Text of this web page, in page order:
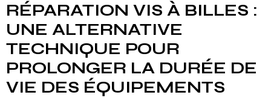
RÉPARATION VIS À BILLES :
UNE ALTERNATIVE
TECHNIQUE POUR
PROLONGER LA DURÉE DE
VIE DES ÉQUIPEMENTS